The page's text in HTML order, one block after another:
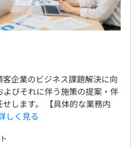
りません）
ジメント、ライフワーク
する働き方を実現するた
す。常に会社をよりよく変
員と社員の距離感も近く、
員一丸となって取り組ん
企業のビジネス課題解決に向
びそれに伴う施策の提案・伴
します。 【具体的な業務内
しく見る